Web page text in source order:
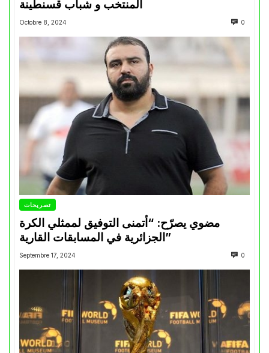
المنتخب و شباب قسنطينة
Octobre 8, 2024 0
تصريحات
مضوي يصرّح: “أتمنى التوفيق لممثلي الكرة
الجزائرية في المسابقات القارية”
Septembre 17, 2024 0